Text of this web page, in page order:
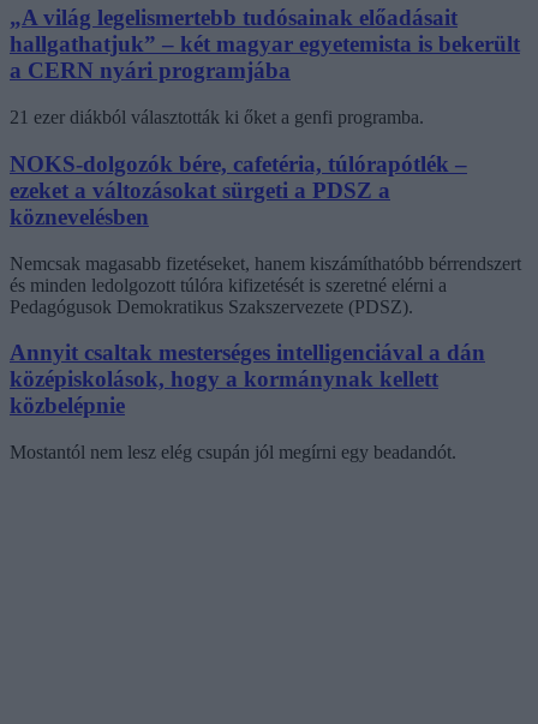
„A világ legelismertebb tudósainak előadásait
hallgathatjuk” – két magyar egyetemista is bekerült
a CERN nyári programjába
21 ezer diákból választották ki őket a genfi programba.
NOKS-dolgozók bére, cafetéria, túlórapótlék –
ezeket a változásokat sürgeti a PDSZ a
köznevelésben
Nemcsak magasabb fizetéseket, hanem kiszámíthatóbb bérrendszert
és minden ledolgozott túlóra kifizetését is szeretné elérni a
Pedagógusok Demokratikus Szakszervezete (PDSZ).
Annyit csaltak mesterséges intelligenciával a dán
középiskolások, hogy a kormánynak kellett
közbelépnie
Mostantól nem lesz elég csupán jól megírni egy beadandót.